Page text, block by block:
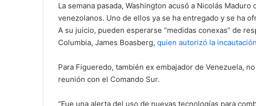
La semana pasada, Washington acusó a Nicolás
venezolanos. Uno de ellos ya se ha entregado y se ha
A su juicio, pueden esperarse “medidas conexas” de
Columbia, James Boasberg, quien autorizó la
Para Figueredo, también ex embajador de Venezuela,
reunión con el Comando Sur.
“Fue una alerta del uso de nuevas tecnologías para